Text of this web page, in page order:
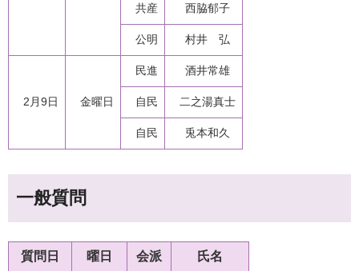
共産 西脇郁子
公明 村井 弘
2月9日 金曜日
民進 酒井常雄
自民 二之湯真士
自民 兎本和久
一般質問
質問日 曜日 会派 氏名